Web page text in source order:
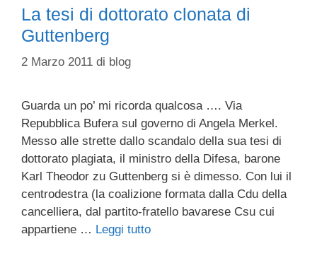
La tesi di dottorato clonata di
Guttenberg
2 Marzo 2011 di blog
Guarda un po’ mi ricorda qualcosa …. Via
Repubblica Bufera sul governo di Angela Merkel.
Messo alle strette dallo scandalo della sua tesi di
dottorato plagiata, il ministro della Difesa, barone
Karl Theodor zu Guttenberg si è dimesso. Con lui il
centrodestra (la coalizione formata dalla Cdu della
cancelliera, dal partito-fratello bavarese Csu cui
appartiene … Leggi tutto